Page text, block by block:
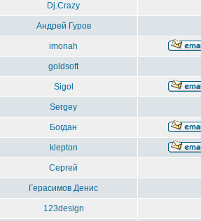
Dj.Crazy
Андрей Гуров
imonah
goldsoft
Sigol
Sergey
Богдан
klepton
Сергей
Герасимов Денис
123design